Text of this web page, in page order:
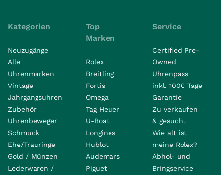
Kategorien
Neuzugänge
Alle
Uhrenmarken
Vintage
Jahrgangsuhren
Zubehör
Uhrenbeweger
Schmuck
Ehe/Trauringe
Gold / Münzen
Lederwaren /
Top
Marken
Rolex
Breitling
Fortis
Omega
Tag Heuer
U-Boat
Longines
Hublot
Audemars
Piguet
Service
Certified Pre-
Owned
Uhrenpass
inkl. 1000 Tage
Garantie
Zu verkaufen
& gesucht
Wie alt ist
meine Rolex?
Abhol- und
Bringservice